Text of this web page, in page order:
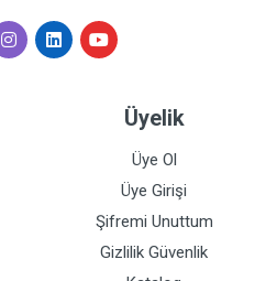
Üyelik
Üye Ol
Üye Girişi
Şifremi Unuttum
Gizlilik Güvenlik